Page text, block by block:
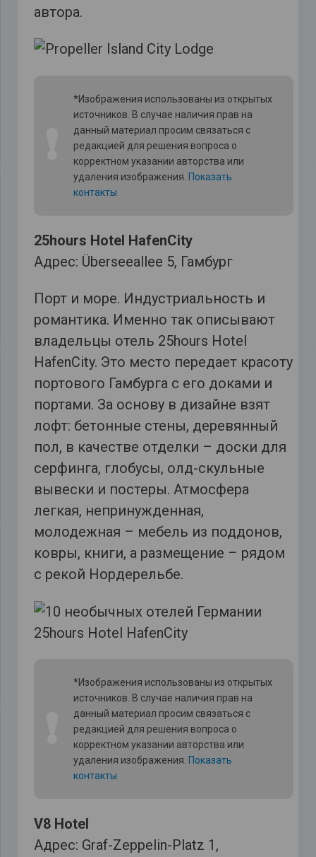
автора.
*Изображения использованы из открытых
источников. В случае наличия прав на
данный материал просим связаться с
редакцией для решения вопроса о
корректном указании авторства или
удаления изображения. Показать
контакты
25hours Hotel HafenCity
Адрес: Überseeallee 5, Гамбург
Порт и море. Индустриальность и
романтика. Именно так описывают
владельцы отель 25hours Hotel
HafenCity. Это место передает красоту
портового Гамбурга с его доками и
портами. За основу в дизайне взят
лофт: бетонные стены, деревянный
пол, в качестве отделки – доски для
серфинга, глобусы, олд-скульные
вывески и постеры. Атмосфера
легкая, непринужденная,
молодежная – мебель из поддонов,
ковры, книги, а размещение – рядом
с рекой Нордерельбе.
*Изображения использованы из открытых
источников. В случае наличия прав на
данный материал просим связаться с
редакцией для решения вопроса о
корректном указании авторства или
удаления изображения. Показать
контакты
V8 Hotel
Адрес: Graf-Zeppelin-Platz 1,